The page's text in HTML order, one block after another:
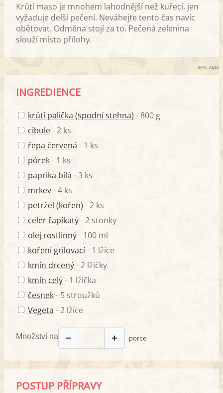
Krůtí maso je mnohem lahodnější než kuřecí, jen
vyžaduje delší pečení. Neváhejte tento čas navíc
obětovat. Odměna stojí za to. Pečená zelenina
slouží místo přílohy.
REKLAMA
INGREDIENCE
krůtí palička (spodní stehna) - 800 g
cibule- 2 ks
řepa červená - 1 ks
pórek- 1 ks
paprika bílá - 3 ks
mrkev- 4 ks
petržel (kořen) - 2 ks
celer řapíkatý- 2 stonky
olej rostlinný- 100 ml
koření grilovací- 1 lžíce
kmín drcený- 2 lžičky
kmín celý- 1 lžička
česnek- 5 stroužků
Vegeta - 2 lžíce
Množství na − + porce
POSTUP PŘÍPRAVY